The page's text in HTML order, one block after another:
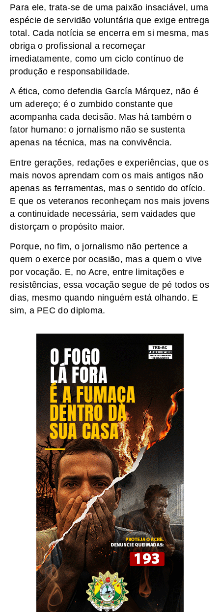
Para ele, trata-se de uma paixão insaciável, uma
espécie de servidão voluntária que exige entrega
total. Cada notícia se encerra em si mesma, mas
obriga o profissional a recomeçar
imediatamente, como um ciclo contínuo de
produção e responsabilidade.
A ética, como defendia García Márquez, não é
um adereço; é o zumbido constante que
acompanha cada decisão. Mas há também o
fator humano: o jornalismo não se sustenta
apenas na técnica, mas na convivência.
Entre gerações, redações e experiências, que os
mais novos aprendam com os mais antigos não
apenas as ferramentas, mas o sentido do ofício.
E que os veteranos reconheçam nos mais jovens
a continuidade necessária, sem vaidades que
distorçam o propósito maior.
Porque, no fim, o jornalismo não pertence a
quem o exerce por ocasião, mas a quem o vive
por vocação. E, no Acre, entre limitações e
resistências, essa vocação segue de pé todos os
dias, mesmo quando ninguém está olhando. E
sim, a PEC do diploma.